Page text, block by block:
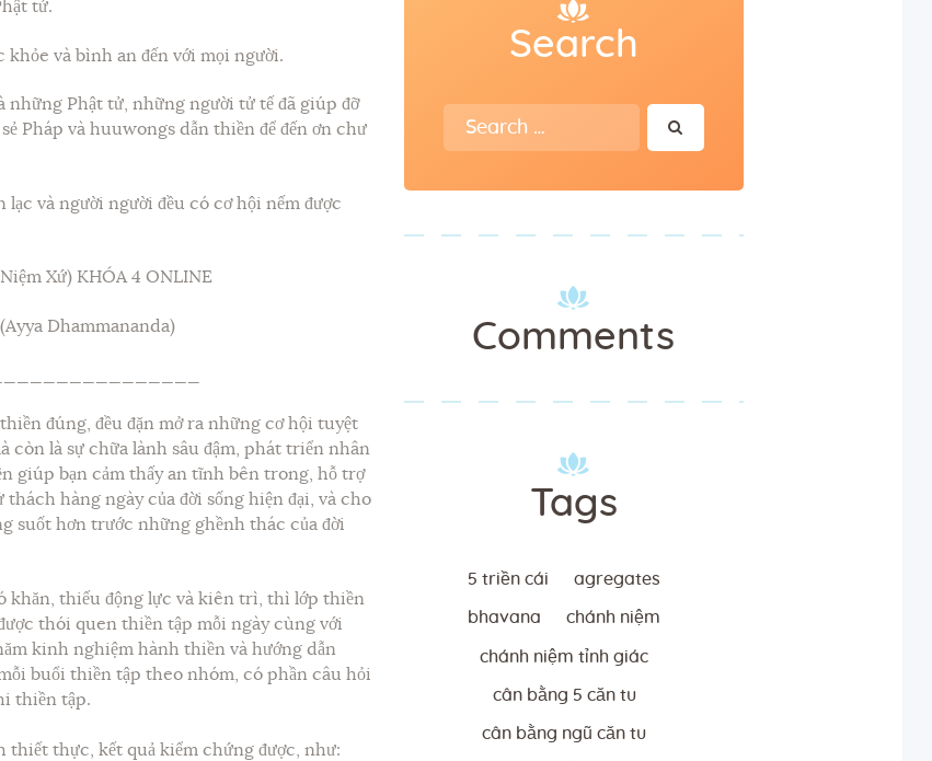
tử.
và bình an đến với mọi người.
Phật tử, những người tử tế đã giúp đỡ
Pháp và huuwongs dẫn thiền để đến ơn chư
và người người đều có cơ hội nếm được
Xứ) KHÓA 4 ONLINE
Dhammananda)
đúng, đều đặn mở ra những cơ hội tuyệt
còn là sự chữa lành sâu đậm, phát triển nhân
giúp bạn cảm thấy an tĩnh bên trong, hỗ trợ
hàng ngày của đời sống hiện đại, và cho
suốt hơn trước những ghềnh thác của đời
khăn, thiếu động lực và kiên trì, thì lớp thiền
thói quen thiền tập mỗi ngày cùng với
kinh nghiệm hành thiền và hướng dẫn
buổi thiền tập theo nhóm, có phần câu hỏi
thiền tập.
thiết thực, kết quả kiểm chứng được, như:
Search
Search
for:
Comments
Tags
5 triền cái agregates
bhavana chánh niệm
chánh niệm tỉnh giác
cân bằng 5 căn tu
cân bằng ngũ căn tu